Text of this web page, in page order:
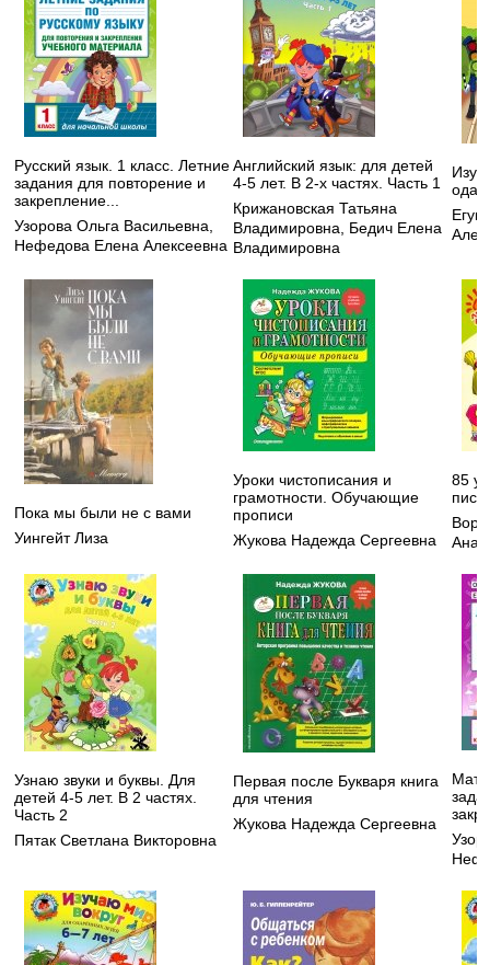
Русский язык. 1 класс. Летние
задания для повторение и
закрепление...
Узорова Ольга Васильевна
Нефедова Елена Алексеевна
Английский язык: для детей
4-5 лет. В 2-х частях. Часть 1
Крижановская Татьяна
Владимировна
Бедич Елена
Владимировна
Пока мы были не с вами
Уингейт Лиза
Уроки чистописания и
грамотности. Обучающие
прописи
Жукова Надежда Сергеевна
85
Узнаю звуки и буквы. Для
детей 4-5 лет. В 2 частях.
Часть 2
Пятак Светлана Викторовна
Первая после Букваря книга
для чтения
Жукова Надежда Сергеевна